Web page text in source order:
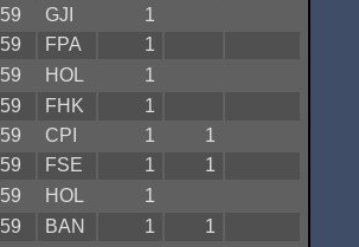
59 GJI
1
59 FPA
1
59 HOL
1
59 FHK
1
59 CPI 1
1
59 FSE 1
1
59 HOL
1
59 BAN 1
1